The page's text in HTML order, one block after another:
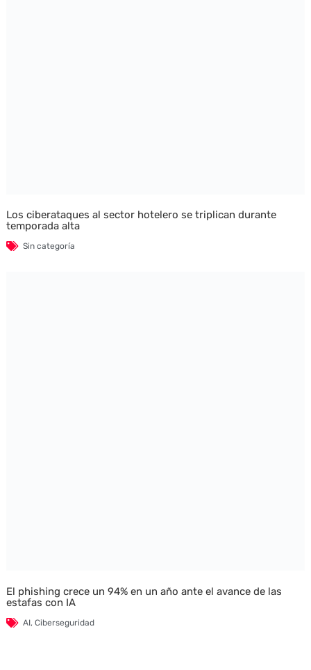
Los ciberataques al sector hotelero se triplican durante
temporada alta
Sin categoría
El phishing crece un 94% en un año ante el avance de las
estafas con IA
AI, Ciberseguridad